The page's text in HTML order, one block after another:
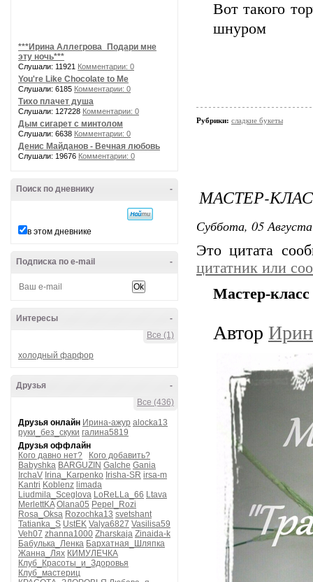
***Ирина Аллегрова_Подари мне
эту ночь***
Слушали: 11921 Комментарии: 0
You're Like Chocolate to Me
Слушали: 6185 Комментарии: 0
Тихо плачет душа
Слушали: 127228 Комментарии: 0
Дым сигарет с минтолом
Слушали: 6638 Комментарии: 0
Денис Майданов - Вечная любовь
Слушали: 19676 Комментарии: 0
-
Поиск по дневнику
в этом дневнике
-
Подписка по e-mail
-
Интересы
Все (1)
холодный фарфор
-
Друзья
Все (436)
Друзья онлайн Ирина-ажур alocka13
руки_без_скуки галина5819
Друзья оффлайн
Кого давно нет?
Кого добавить?
Babyshka BARGUZIN Galche Gania
IrchaV Irina_Karpenko Irisha-SR irsa-m
Kantri Koblenz limada
Liudmila_Sceglova LoReLLa_66 Ltava
MerlettKA Olana05 Pepel_Rozi
Rosa_Oksa Rozochka13 svetshant
Tatianka_S UstEK Valya6827 Vasilisa59
Veh07 zhanna1000 Zharskaja Zinaida-k
Бабулька_Ленка Бархатная_Шляпка
Жанна_Лях КИМУЛЕЧКА
Клуб_Красоты_и_Здоровья
Клуб_мастериц
Вот такого
шнуром
Рубрики: сладкие букеты
МАСТЕР-
Суббота, 05
Это цитата
цитатник или
Мастер-
Автор